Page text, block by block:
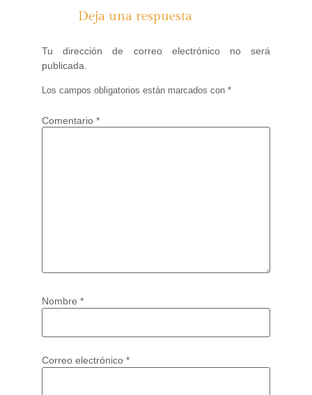
Deja una respuesta
Tu dirección de correo electrónico no será
publicada.
Los campos obligatorios están marcados con *
Comentario *
Nombre *
Correo electrónico *